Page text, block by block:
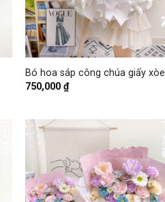
+
Bó hoa sáp công chúa giấy xòe
750,000₫